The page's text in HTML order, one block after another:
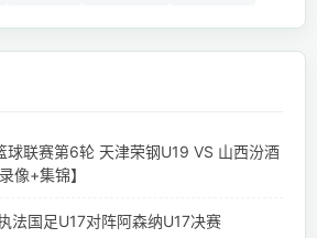
联赛第6轮 天津荣钢U19 VS 山西汾酒
像+集锦】
法国足U17对阵阿森纳U17决赛